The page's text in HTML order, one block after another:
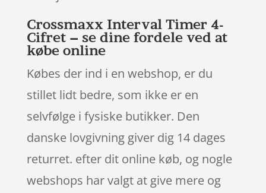
Crossmaxx Interval Timer 4-
Cifret – se dine fordele ved at
købe online
Købes der ind i en webshop, er du
stillet lidt bedre, som ikke er en
selvfølge i fysiske butikker. Den
danske lovgivning giver dig 14 dages
returret. efter dit online køb, og nogle
webshops har valgt at give mere og